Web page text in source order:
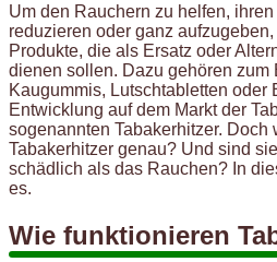
Um den Rauchern zu helfen,
reduzieren oder ganz
Produkte, die als Ersatz oder
dienen sollen. Dazu gehören zum
Kaugummis, Lutschtabletten oder
Entwicklung auf dem Markt der
sogenannten Tabakerhitzer. Doch
Tabakerhitzer genau? Und sind
schädlich als das Rauchen? In
es.
Wie funktionieren